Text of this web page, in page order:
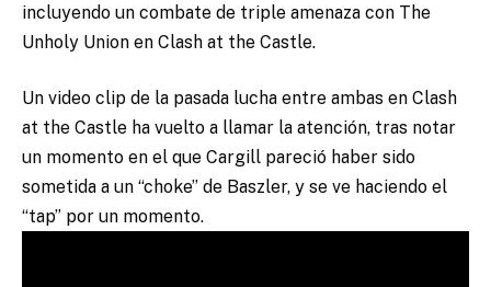
incluyendo un combate de triple amenaza con The
Unholy Union en Clash at the Castle.
Un video clip de la pasada lucha entre ambas en Clash
at the Castle ha vuelto a llamar la atención, tras notar
un momento en el que Cargill pareció haber sido
sometida a un “choke” de Baszler, y se ve haciendo el
“tap” por un momento.